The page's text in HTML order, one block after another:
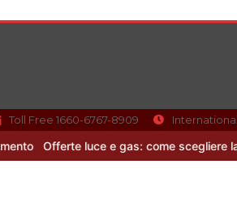
Toll Free 1660-6767-8909
Offerte luce e gas: come scegliere la